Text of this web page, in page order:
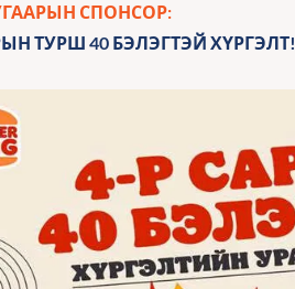
СПОНСОР:
ТУРШ 40 БЭЛЭГТЭЙ ХҮРГЭЛТ!